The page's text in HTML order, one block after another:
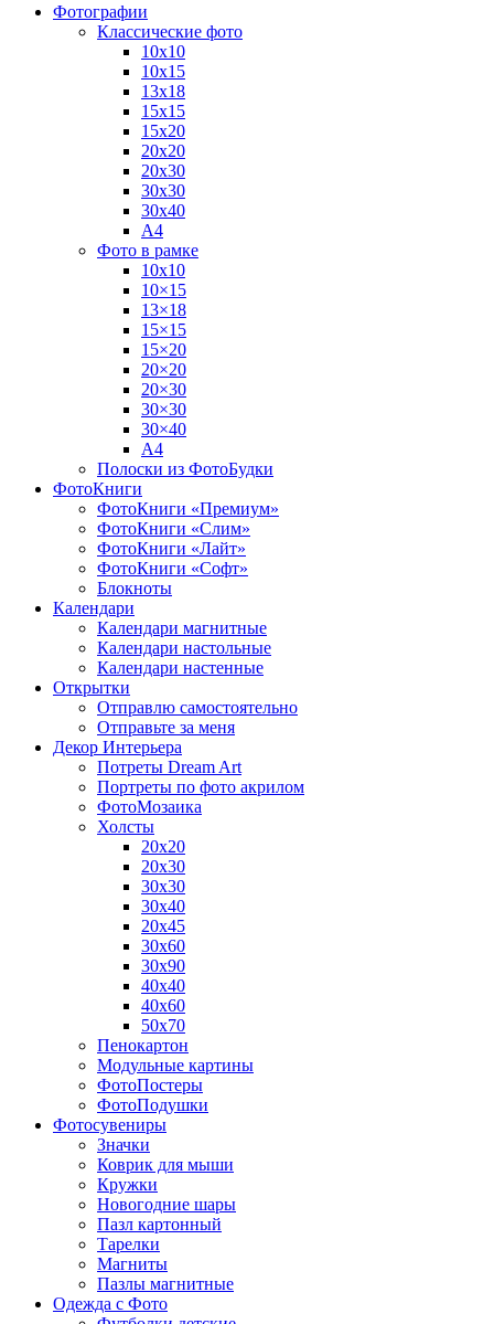
Фотографии
Классические фото
10х10
10х15
13х18
15х15
15х20
20х20
20х30
30х30
30х40
А4
Фото в рамке
10х10
10×15
13×18
15×15
15×20
20×20
20×30
30×30
30×40
A4
Полоски из ФотоБудки
ФотоКниги
ФотоКниги «Премиум»
ФотоКниги «Слим»
ФотоКниги «Лайт»
ФотоКниги «Софт»
Блокноты
Календари
Календари магнитные
Календари настольные
Календари настенные
Открытки
Отправлю самостоятельно
Отправьте за меня
Декор Интерьера
Потреты Dream Art
Портреты по фото акрилом
ФотоМозаика
Холсты
20х20
20х30
30х30
30х40
20х45
30х60
30х90
40х40
40х60
50х70
Пенокартон
Модульные картины
ФотоПостеры
ФотоПодушки
Фотоcувениры
Значки
Коврик для мыши
Кружки
Новогодние шары
Пазл картонный
Тарелки
Магниты
Пазлы магнитные
Одежда с Фото